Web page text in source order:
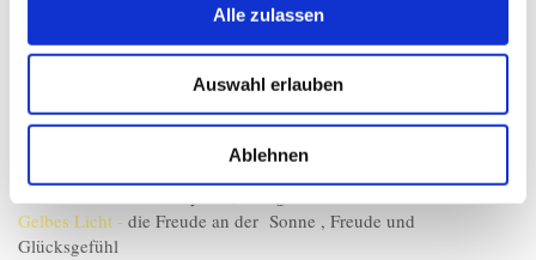
Alle zulassen
Auswahl erlauben
Ablehnen
RAINBOW LIGHT!
4 FARBEN FÜR POSITIVE STIMMUNG - WELLNESS &
SCHÖNE GEBRÄUNTE HAUT!
positive Energie, Harmonie & Zufriedenheit
Gelbes Licht - die Freude an der Sonne , Freude und
Glücksgefühl